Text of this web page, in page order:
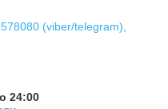
(viber/telegram),
24:00